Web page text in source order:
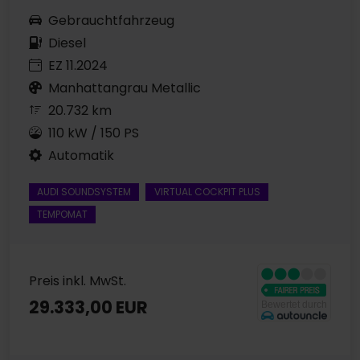
Gebrauchtfahrzeug
Diesel
EZ 11.2024
Manhattangrau Metallic
20.732 km
110 kW / 150 PS
Automatik
AUDI SOUNDSYSTEM
VIRTUAL COCKPIT PLUS
TEMPOMAT
Preis inkl. MwSt.
29.333,00 EUR